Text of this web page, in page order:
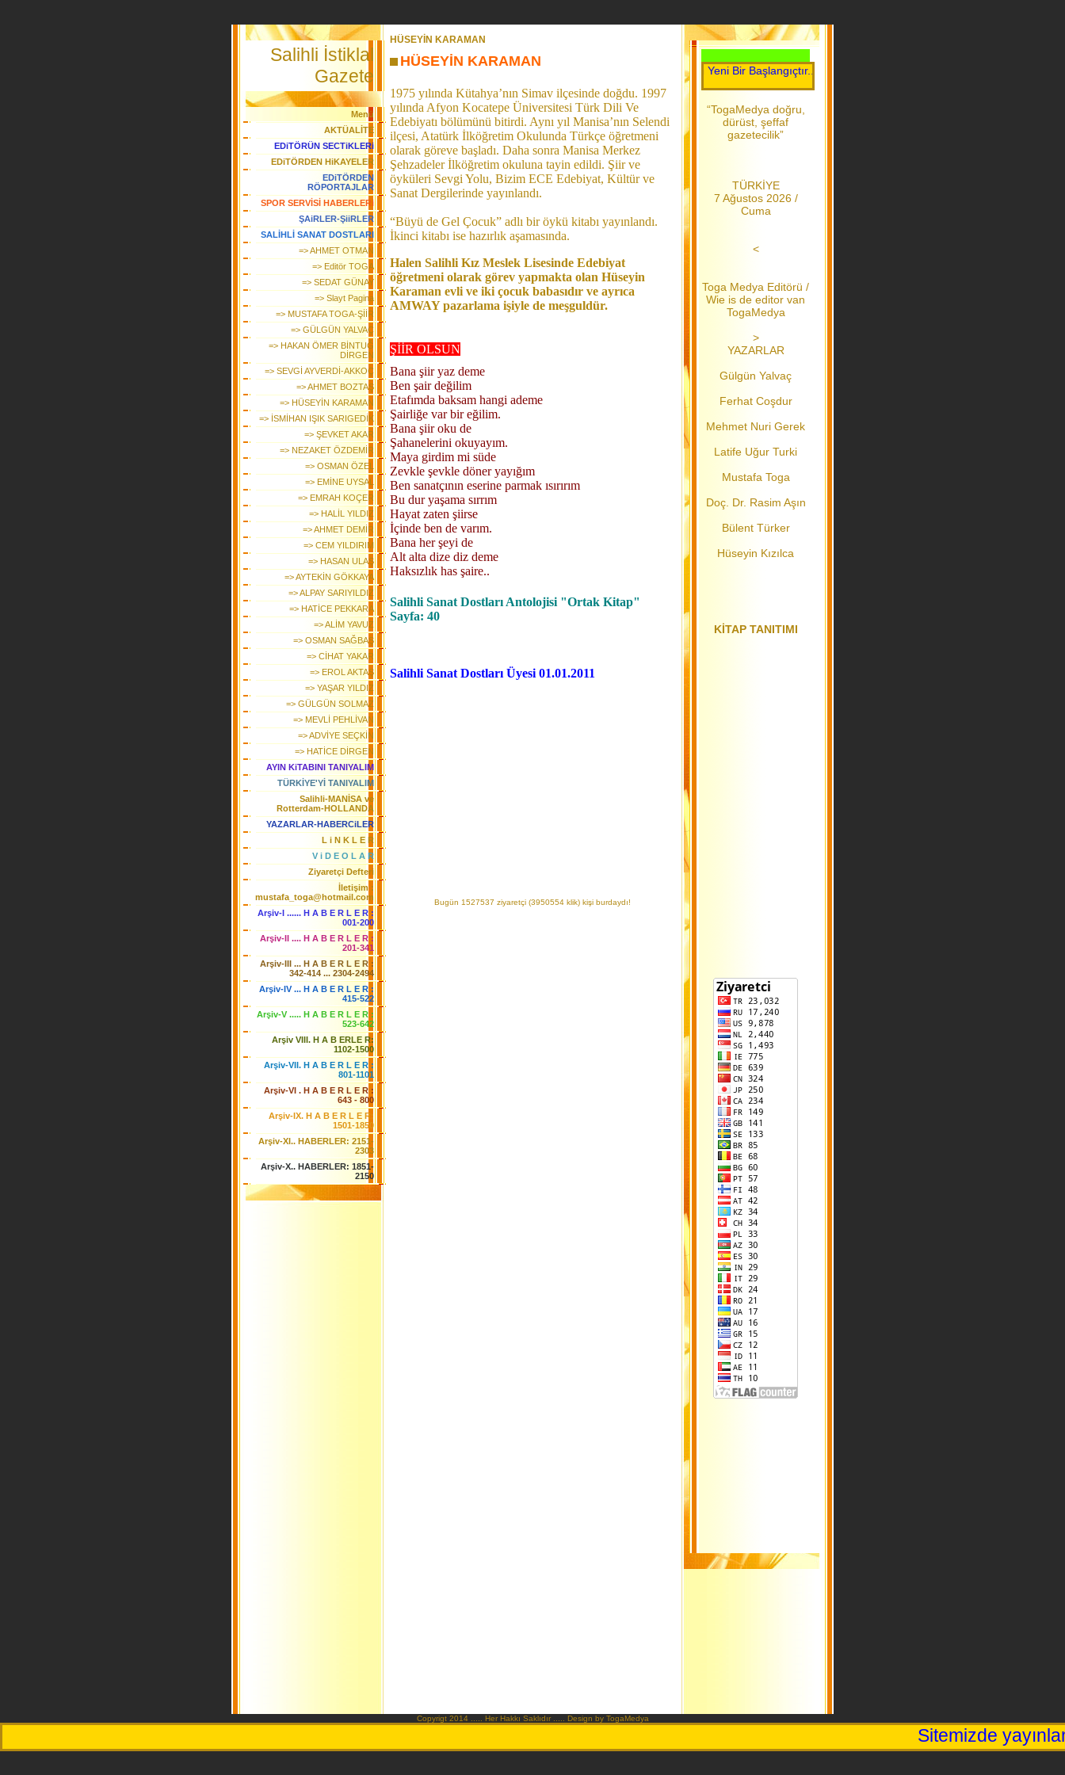
Salihli İstiklal
Gazete
Menü
AKTÜALİTE
EDiTÖRÜN SECTiKLERi
EDiTÖRDEN HiKAYELER
EDiTÖRDEN
RÖPORTAJLAR
SPOR SERVİSİ HABERLERi
ŞAiRLER-ŞiiRLER
SALİHLİ SANAT DOSTLARI
=> AHMET OTMAN
=> Editör TOGA
=> SEDAT GÜNAY
=> Slayt Pagina
=> MUSTAFA TOGA-ŞİİR
=> GÜLGÜN YALVAÇ
=> HAKAN ÖMER BİNTUĞ
DİRGEN
=> SEVGİ AYVERDİ-AKKOÇ
=> AHMET BOZTAŞ
=> HÜSEYİN KARAMAN
=> İSMİHAN IŞIK SARIGEDİK
=> ŞEVKET AKAR
=> NEZAKET ÖZDEMİR
=> OSMAN ÖZEL
=> EMİNE UYSAL
=> EMRAH KOÇER
=> HALİL YILDIZ
=> AHMET DEMİR
=> CEM YILDIRIM
=> HASAN ULAŞ
=> AYTEKİN GÖKKAYA
=> ALPAY SARIYILDIZ
=> HATİCE PEKKARA
=> ALİM YAVUZ
=> OSMAN SAĞBAŞ
=> CİHAT YAKAR
=> EROL AKTAŞ
=> YAŞAR YILDIZ
=> GÜLGÜN SOLMAZ
=> MEVLİ PEHLİVAN
=> ADVİYE SEÇKİN
=> HATİCE DİRGEN
AYIN KiTABINI TANIYALIM
TÜRKİYE'Yİ TANIYALIM
Salihli-MANİSA ve
Rotterdam-HOLLANDA
YAZARLAR-HABERCiLER
L i N K L E R
V i D E O L A R
Ziyaretçi Defteri
İletişim :
mustafa_toga@hotmail.com
Arşiv-I ...... H A B E R L E R :
001-200
Arşiv-II .... H A B E R L E R :
201-341
Arşiv-III ... H A B E R L E R :
342-414 ... 2304-2494
Arşiv-IV ... H A B E R L E R :
415-522
Arşiv-V ..... H A B E R L E R :
523-642
Arşiv VIII. H A B ERLE R:
1102-1500
Arşiv-VII. H A B E R L E R :
801-1101
Arşiv-VI . H A B E R L E R :
643 - 800
Arşiv-IX. H A B E R L E R:
1501-1850
Arşiv-XI.. HABERLER: 2151-
2303
Arşiv-X.. HABERLER: 1851-
2150
HÜSEYİN KARAMAN
HÜSEYİN KARAMAN
1975 yılında Kütahya’nın Simav ilçesinde doğdu. 1997
yılında Afyon Kocatepe Üniversitesi Türk Dili Ve
Edebiyatı bölümünü bitirdi. Aynı yıl Manisa’nın Selendi
ilçesi, Atatürk İlköğretim Okulunda Türkçe öğretmeni
olarak göreve başladı. Daha sonra Manisa Merkez
Şehzadeler İlköğretim okuluna tayin edildi. Şiir ve
öyküleri Sevgi Yolu, Bizim ECE Edebiyat, Kültür ve
Sanat Dergilerinde yayınlandı.
“Büyü de Gel Çocuk” adlı bir öykü kitabı yayınlandı.
İkinci kitabı ise hazırlık aşamasında.
Halen Salihli Kız Meslek Lisesinde Edebiyat
öğretmeni olarak görev yapmakta olan Hüseyin
Karaman evli ve iki çocuk babasıdır ve ayrıca
AMWAY pazarlama işiyle de meşguldür.
ŞİİR OLSUN
Bana şiir yaz deme
Ben şair değilim
Etafımda baksam hangi ademe
Şairliğe var bir eğilim.
Bana şiir oku de
Şahanelerini okuyayım.
Maya girdim mi süde
Zevkle şevkle döner yayığım
Ben sanatçının eserine parmak ısırırım
Bu dur yaşama sırrım
Hayat zaten şiirse
İçinde ben de varım.
Bana her şeyi de
Alt alta dize diz deme
Haksızlık has şaire..
Salihli Sanat Dostları Antolojisi "Ortak Kitap"
Sayfa: 40
Salihli Sanat Dostları Üyesi 01.01.2011
Bugün 1527537 ziyaretçi (3950554 klik) kişi burdaydı!
Her Gün Yeni Bir Başlangıçtır.....Toga Medya.....2006 dan bu yana
“TogaMedya doğru,
dürüst, şeffaf
gazetecilik”
TÜRKİYE
7 Ağustos 2026 /
Cuma
<
Toga Medya Editörü /
Wie is de editor van
TogaMedya
>
YAZARLAR
Gülgün Yalvaç
Ferhat Coşdur
Mehmet Nuri Gerek
Latife Uğur Turki
Mustafa Toga
Doç. Dr. Rasim Aşın
Bülent Türker
Hüseyin Kızılca
KİTAP TANITIMI
Copyrigt 2014 ..... Her Hakkı Saklıdır ..... Design by TogaMedya
Sitemizde